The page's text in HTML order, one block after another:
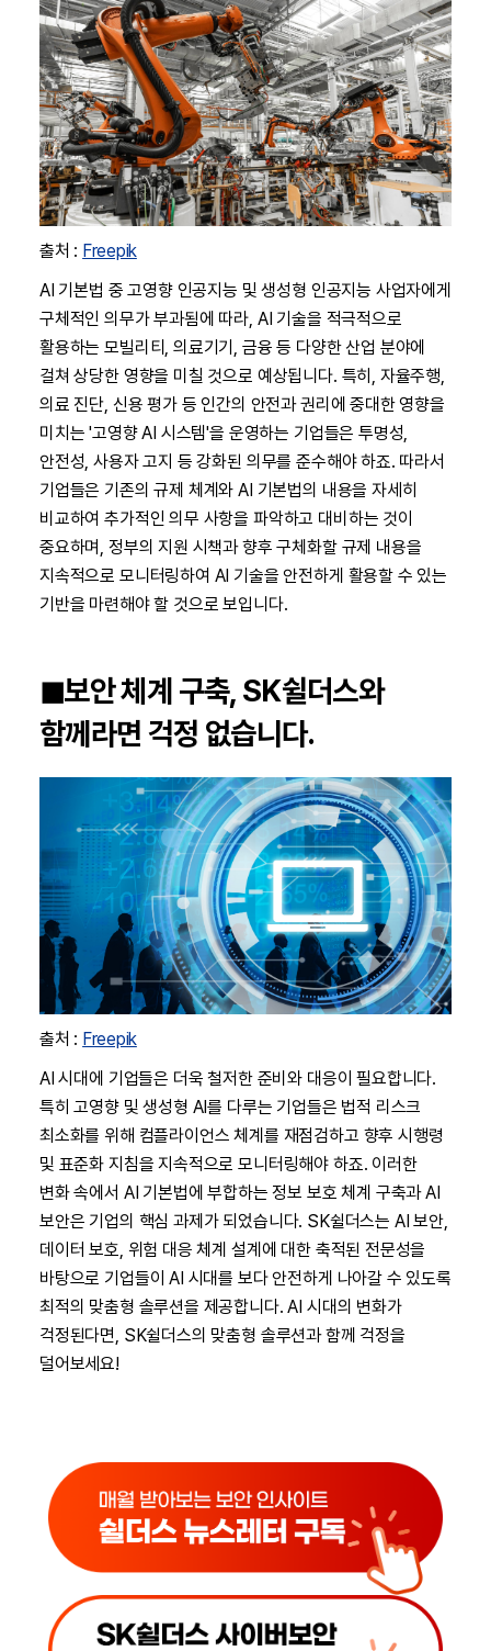
출처 : Freepik
AI 기본법 중 고영향 인공지능 및 생성형 인공지능 사업자에게
구체적인 의무가 부과됨에 따라, AI 기술을 적극적으로
활용하는 모빌리티, 의료기기, 금융 등 다양한 산업 분야에
걸쳐 상당한 영향을 미칠 것으로 예상됩니다. 특히, 자율주행,
의료 진단, 신용 평가 등 인간의 안전과 권리에 중대한 영향을
미치는 '고영향 AI 시스템'을 운영하는 기업들은 투명성,
안전성, 사용자 고지 등 강화된 의무를 준수해야 하죠. 따라서
기업들은 기존의 규제 체계와 AI 기본법의 내용을 자세히
비교하여 추가적인 의무 사항을 파악하고 대비하는 것이
중요하며, 정부의 지원 시책과 향후 구체화할 규제 내용을
지속적으로 모니터링하여 AI 기술을 안전하게 활용할 수 있는
기반을 마련해야 할 것으로 보입니다.
◼︎보안 체계 구축, SK쉴더스와
함께라면 걱정 없습니다.
출처 : Freepik
AI 시대에 기업들은 더욱 철저한 준비와 대응이 필요합니다.
특히 고영향 및 생성형 AI를 다루는 기업들은 법적 리스크
최소화를 위해 컴플라이언스 체계를 재점검하고 향후 시행령
및 표준화 지침을 지속적으로 모니터링해야 하죠. 이러한
변화 속에서 AI 기본법에 부합하는 정보 보호 체계 구축과 AI
보안은 기업의 핵심 과제가 되었습니다. SK쉴더스는 AI 보안,
데이터 보호, 위험 대응 체계 설계에 대한 축적된 전문성을
바탕으로 기업들이 AI 시대를 보다 안전하게 나아갈 수 있도록
최적의 맞춤형 솔루션을 제공합니다. AI 시대의 변화가
걱정된다면, SK쉴더스의 맞춤형 솔루션과 함께 걱정을
덜어보세요!